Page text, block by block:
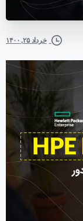
خرداد ۲۵, ۱۴۰۰